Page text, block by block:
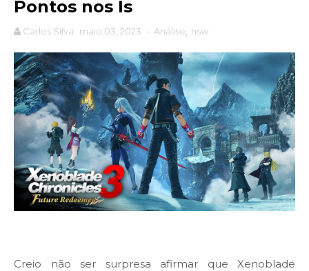
Pontos nos Is
Carlos Silva maio 03, 2023 - Análise nsw
Creio não ser surpresa afirmar que Xenoblade